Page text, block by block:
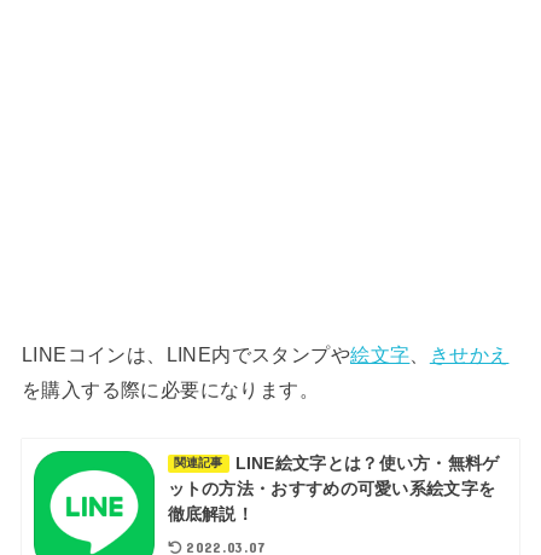
LINEコインは、LINE内でスタンプや絵文字
きせかえ
を購入する際に必要になります。
関連記事
LINE絵文字とは？使い方・無料ゲ
ットの方法・おすすめの可愛い系絵文字を
徹底解説！
2022.03.07